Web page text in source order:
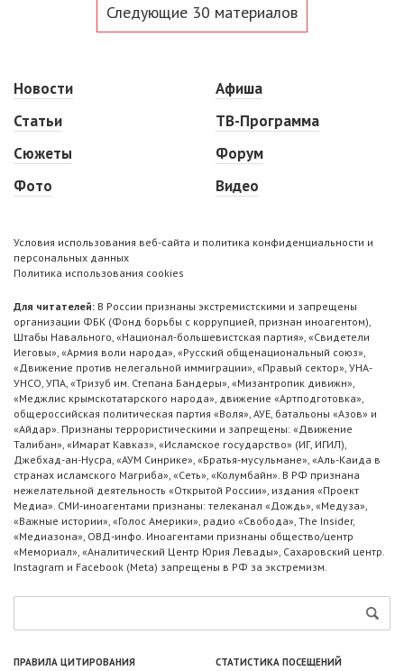
Следующие 30 материалов
Новости
Статьи
Сюжеты
Фото
Афиша
ТВ-Программа
Форум
Видео
Условия использования веб-сайта и политика конфиденциальности и
персональных данных
Политика использования cookies
Для читателей: В России признаны экстремистскими и запрещены
организации ФБК (Фонд борьбы с коррупцией, признан иноагентом),
Штабы Навального, «Национал-большевистская партия», «Свидетели
Иеговы», «Армия воли народа», «Русский общенациональный союз»,
«Движение против нелегальной иммиграции», «Правый сектор», УНА-
УНСО, УПА, «Тризуб им. Степана Бандеры», «Мизантропик дивижн»,
«Меджлис крымскотатарского народа», движение «Артподготовка»,
общероссийская политическая партия «Воля», АУЕ, батальоны «Азов» и
«Айдар». Признаны террористическими и запрещены: «Движение
Талибан», «Имарат Кавказ», «Исламское государство» (ИГ, ИГИЛ),
Джебхад-ан-Нусра, «АУМ Синрике», «Братья-мусульмане», «Аль-Каида в
странах исламского Магриба», «Сеть», «Колумбайн». В РФ признана
нежелательной деятельность «Открытой России», издания «Проект
Медиа». СМИ-иноагентами признаны: телеканал «Дождь», «Медуза»,
«Важные истории», «Голос Америки», радио «Свобода», The Insider,
«Медиазона», ОВД-инфо. Иноагентами признаны общество/центр
«Мемориал», «Аналитический Центр Юрия Левады», Сахаровский центр.
Instagram и Facebook (Metа) запрещены в РФ за экстремизм.
ПРАВИЛА ЦИТИРОВАНИЯ СТАТИСТИКА ПОСЕЩЕНИЙ